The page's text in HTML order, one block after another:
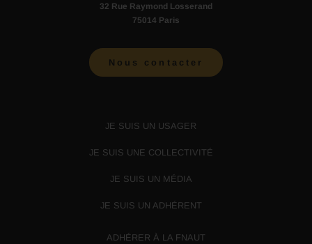
32 Rue Raymond Losserand
75014 Paris
Nous contacter
JE SUIS UN USAGER
JE SUIS UNE COLLECTIVITÉ
JE SUIS UN MÉDIA
JE SUIS UN ADHÉRENT
ADHÉRER À LA FNAUT